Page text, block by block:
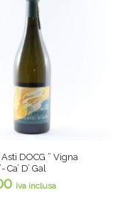
DOCG ” Vigna
Ca’ D’ Gal
iva inclusa